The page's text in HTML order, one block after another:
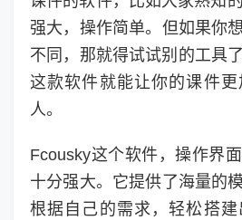
强大，操作简单。但如果你
不同，那就得试试别的工具
这款软件就能让你的课件更
人。
Fcousky这个软件，操作界
十分强大。它提供了海量的
根据自己的需求，轻松搭